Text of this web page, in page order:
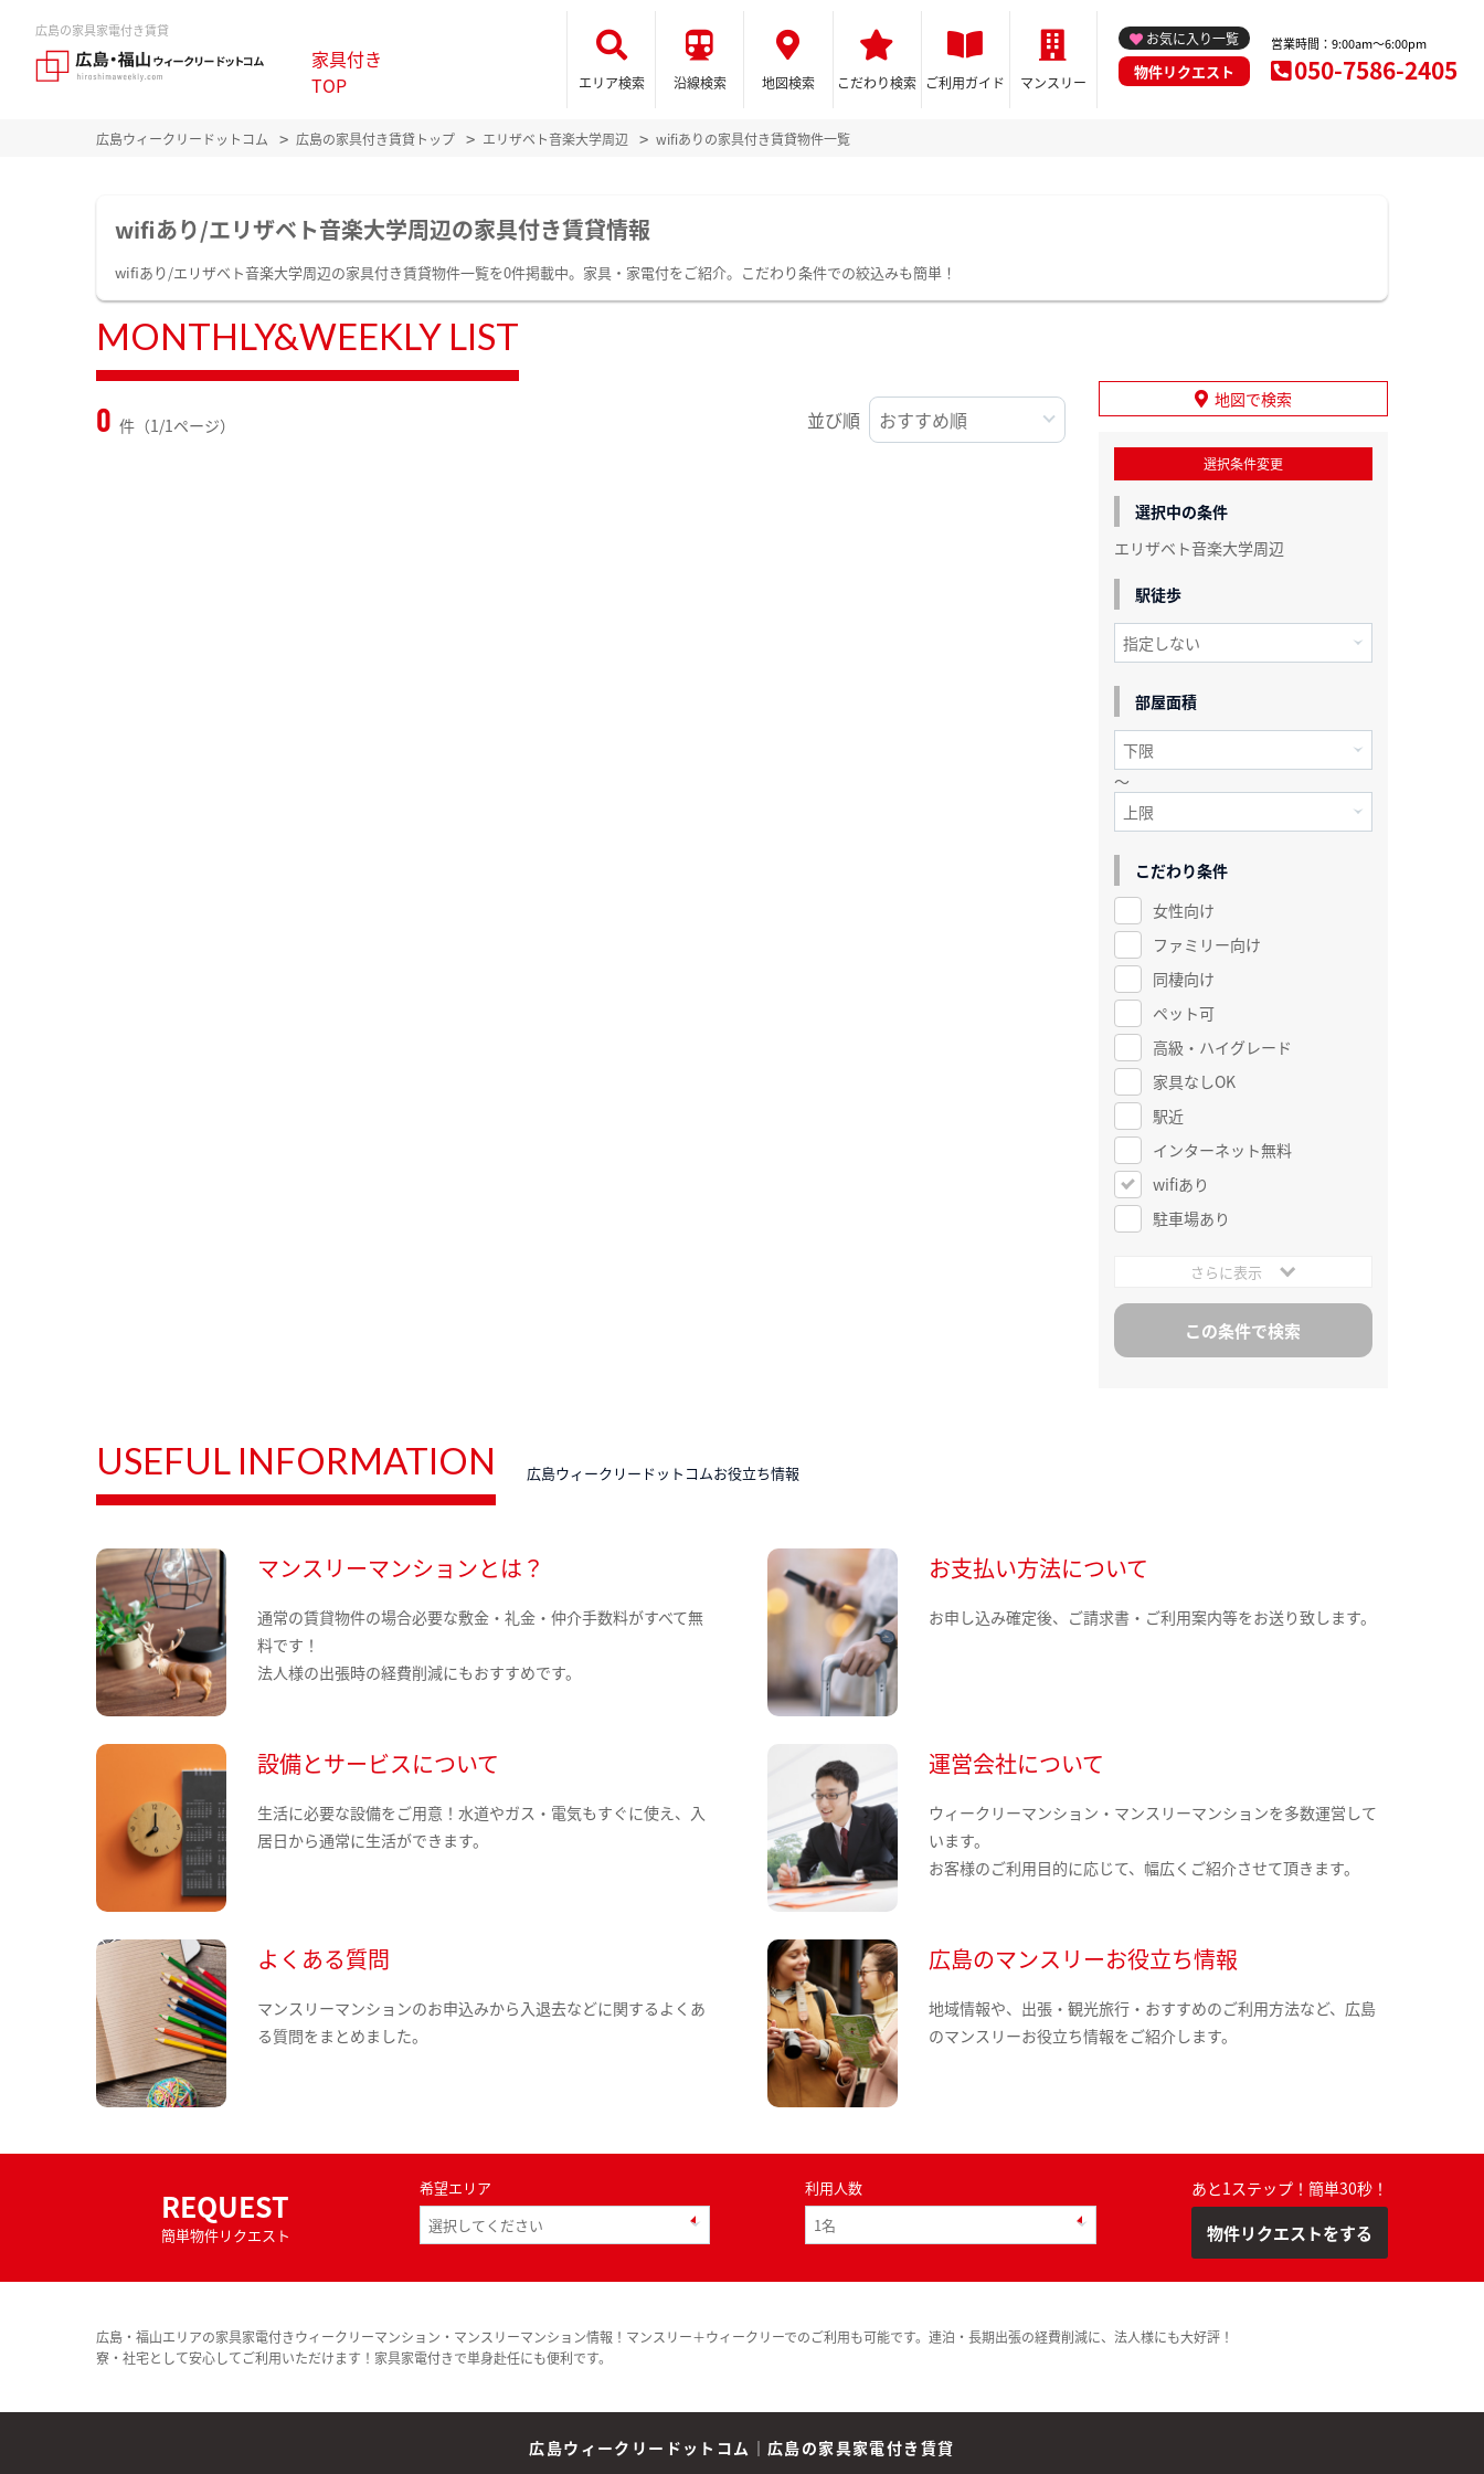
広島の家具家電付き賃貸
家具付き
TOP
エリア検索 沿線検索 地図検索 こだわり検索 ご利用ガイド マンスリー
お気に入り一覧
物件リクエスト
営業時間：9:00am～6:00pm
050-7586-2405
広島ウィークリードットコム 広島の家具付き賃貸トップ エリザベト音楽大学周辺 wifiありの家具付き賃貸物件一覧
wifiあり/エリザベト音楽大学周辺の家具付き賃貸情報
wifiあり/エリザベト音楽大学周辺の家具付き賃貸物件一覧を0件掲載中。家具・家電付をご紹介。こだわり条件での絞込みも簡単！
MONTHLY&WEEKLY LIST
0 件（1/1ページ） 並び順
地図で検索
選択条件変更
選択中の条件
エリザベト音楽大学周辺
駅徒歩
部屋面積
～
こだわり条件
女性向け
ファミリー向け
同棲向け
ペット可
高級・ハイグレード
家具なしOK
駅近
インターネット無料
wifiあり
駐車場あり
さらに表示
USEFUL INFORMATION 広島ウィークリードットコムお役立ち情報
マンスリーマンションとは？
通常の賃貸物件の場合必要な敷金・礼金・仲介手数料がすべて無
料です！
法人様の出張時の経費削減にもおすすめです。
お支払い方法について
お申し込み確定後、ご請求書・ご利用案内等をお送り致します。
設備とサービスについて
生活に必要な設備をご用意！水道やガス・電気もすぐに使え、入
居日から通常に生活ができます。
運営会社について
ウィークリーマンション・マンスリーマンションを多数運営して
います。
お客様のご利用目的に応じて、幅広くご紹介させて頂きます。
よくある質問
マンスリーマンションのお申込みから入退去などに関するよくあ
る質問をまとめました。
広島のマンスリーお役立ち情報
地域情報や、出張・観光旅行・おすすめのご利用方法など、広島
のマンスリーお役立ち情報をご紹介します。
REQUEST
簡単物件リクエスト
希望エリア 利用人数 あと1ステップ！簡単30秒！
物件リクエストをする
広島・福山エリアの家具家電付きウィークリーマンション・マンスリーマンション情報！マンスリー＋ウィークリーでのご利用も可能です。連泊・長期出張の経費削減に、法人様にも大好評！
寮・社宅として安心してご利用いただけます！家具家電付きで単身赴任にも便利です。
広島ウィークリードットコム ｜ 広島の家具家電付き賃貸